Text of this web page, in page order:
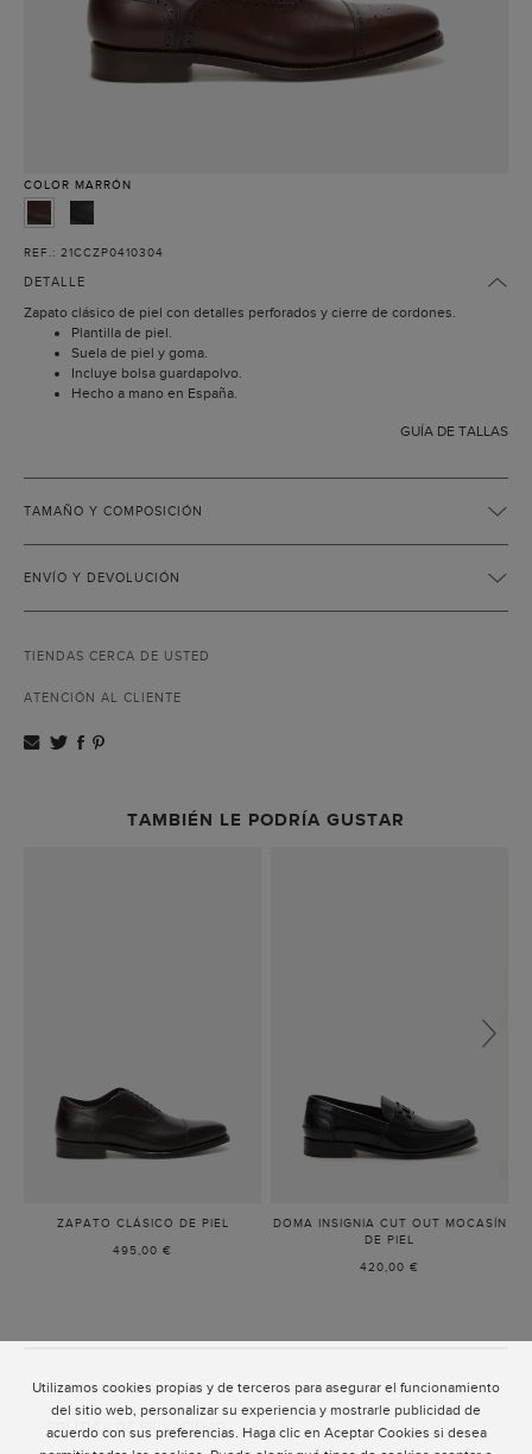
Utilizamos cookies propias y de terceros para asegurar el funcionamiento
del sitio web, personalizar su experiencia y mostrarle publicidad de
acuerdo con sus preferencias. Haga clic en Aceptar Cookies si desea
COLOR MARRÓN
REF.: 21CCZP0410304
DETALLE
Zapato clásico de piel con detalles perforados y cierre de cordones.
Plantilla de piel.
Suela de piel y goma.
Incluye bolsa guardapolvo.
Hecho a mano en España.
GUÍA DE TALLAS
TAMAÑO Y COMPOSICIÓN
ENVÍO Y DEVOLUCIÓN
TIENDAS CERCA DE USTED
ATENCIÓN AL CLIENTE
TAMBIÉN LE PODRÍA GUSTAR
ZAPATO CLÁSICO DE PIEL
495,00 €
DOMA INSIGNIA CUT OUT MOCASÍN
DE PIEL
420,00 €
ATENCIÓN AL CLIENTE
POLÍTICA DE PRIVACIDAD